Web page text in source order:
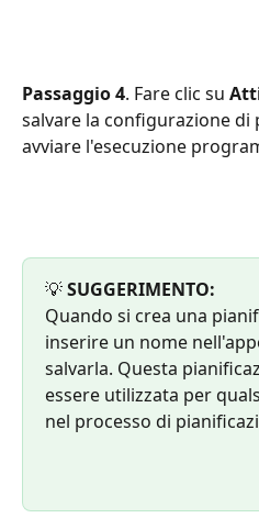
Passaggio 4. Fare clic su
salvare la configurazione
avviare l'esecuzione
💡 SUGGERIMENTO:
Quando si crea una
inserire un nome
salvarla. Questa
essere utilizzata per
nel processo di